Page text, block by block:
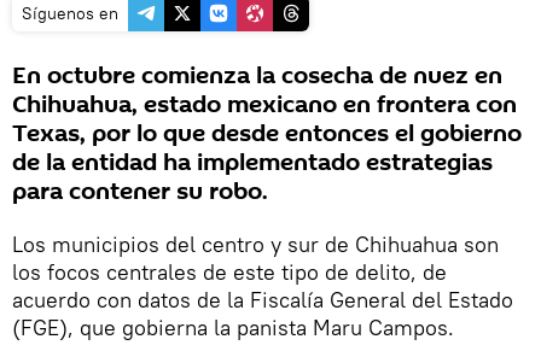
Síguenos en
En octubre comienza la cosecha de nuez en
Chihuahua, estado mexicano en frontera con
Texas, por lo que desde entonces el gobierno
de la entidad ha implementado estrategias
para contener su robo.
Los municipios del centro y sur de Chihuahua son
los focos centrales de este tipo de delito, de
acuerdo con datos de la Fiscalía General del Estado
(FGE), que gobierna la panista Maru Campos.